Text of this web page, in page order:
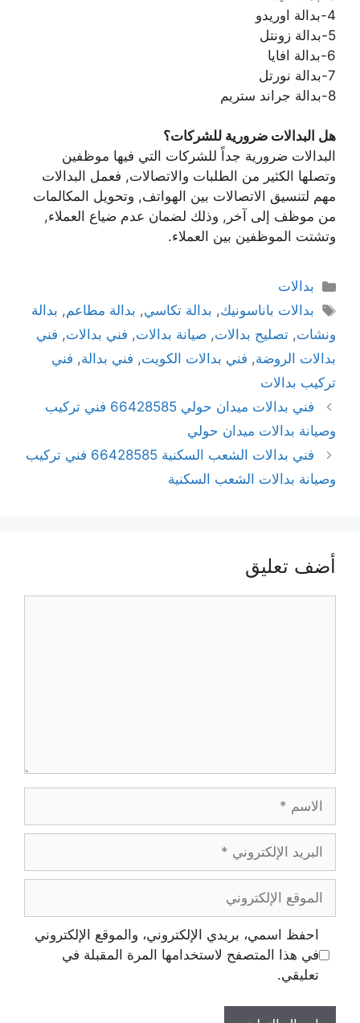
4-بدالة اوريدو
5-بدالة زونتل
6-بدالة افايا
7-بدالة نورتل
8-بدالة جراند ستريم
هل البدالات ضرورية للشركات؟
البدالات ضرورية جداً للشركات التي فيها موظفين
وتصلها الكثير من الطلبات والاتصالات, فعمل البدالات
مهم لتنسيق الاتصالات بين الهواتف, وتحويل المكالمات
من موظف إلى آخر, وذلك لضمان عدم ضياع العملاء,
وتشتت الموظفين بين العملاء.
بدالات
بدالات باناسونيك, بدالة تكاسي, بدالة مطاعم, بدالة
ونشات, تصليح بدالات, صيانة بدالات, فني بدالات, فني
بدالات الروضة, فني بدالات الكويت, فني بدالة, فني
تركيب بدالات
فني بدالات ميدان حولي 66428585 فني تركيب
وصيانة بدالات ميدان حولي
فني بدالات الشعب السكنية 66428585 فني تركيب
وصيانة بدالات الشعب السكنية
أضف تعليق
احفظ اسمي، بريدي الإلكتروني، والموقع الإلكتروني
في هذا المتصفح لاستخدامها المرة المقبلة في
تعليقي.